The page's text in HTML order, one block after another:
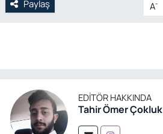
Paylaş A-
EDITÖR HAKKINDA
Tahir Ömer Çokluk